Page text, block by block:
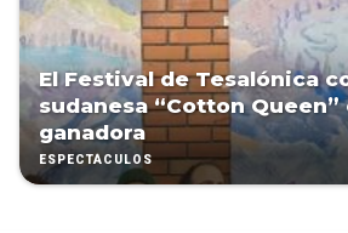
El Festival de Tesalónica
sudanesa “Cotton Queen”
ganadora
ESPECTÁCULOS